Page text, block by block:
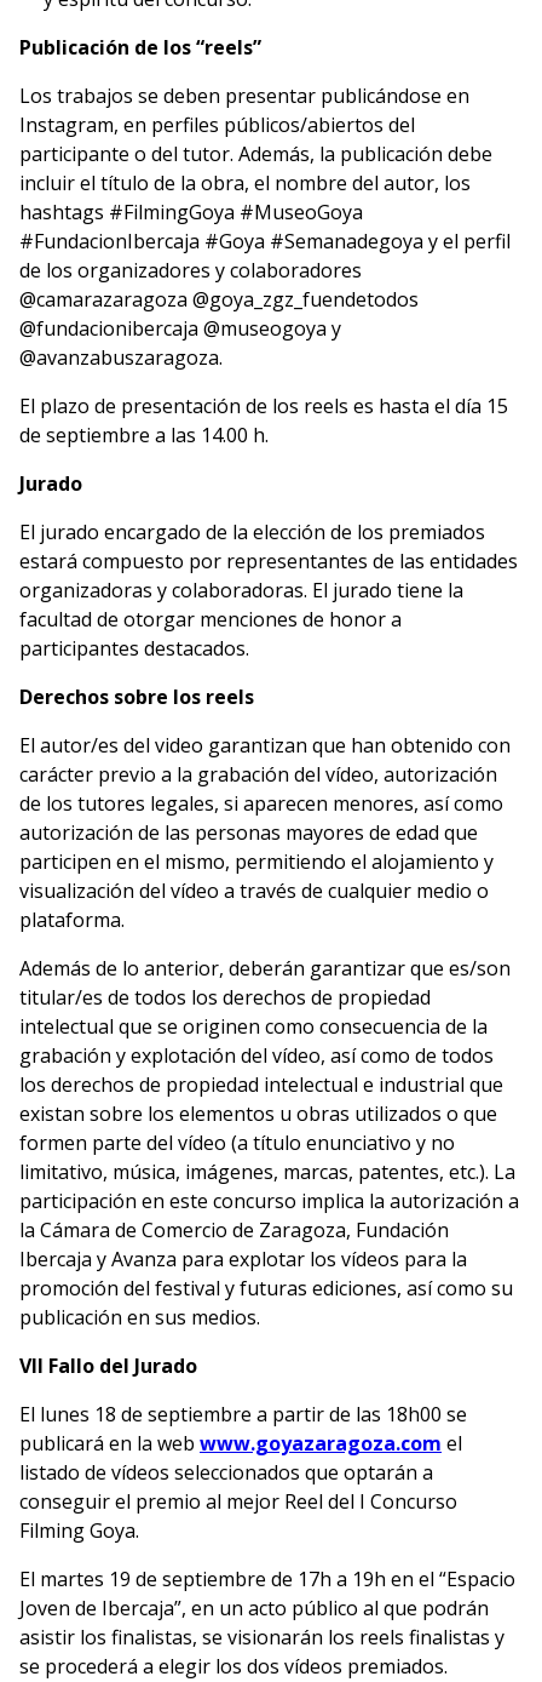
Publicación de los “reels”
Los trabajos se deben presentar publicándose en
Instagram, en perfiles públicos/abiertos del
participante o del tutor. Además, la publicación debe
incluir el título de la obra, el nombre del autor, los
hashtags #FilmingGoya #MuseoGoya
#FundacionIbercaja #Goya #Semanadegoya y el perfil
de los organizadores y colaboradores
@camarazaragoza @goya_zgz_fuendetodos
@fundacionibercaja @museogoya y
@avanzabuszaragoza.
El plazo de presentación de los reels es hasta el día 15
de septiembre a las 14.00 h.
Jurado
El jurado encargado de la elección de los premiados
estará compuesto por representantes de las entidades
organizadoras y colaboradoras. El jurado tiene la
facultad de otorgar menciones de honor a
participantes destacados.
Derechos sobre los reels
El autor/es del video garantizan que han obtenido con
carácter previo a la grabación del vídeo, autorización
de los tutores legales, si aparecen menores, así como
autorización de las personas mayores de edad que
participen en el mismo, permitiendo el alojamiento y
visualización del vídeo a través de cualquier medio o
plataforma.
Además de lo anterior, deberán garantizar que es/son
titular/es de todos los derechos de propiedad
intelectual que se originen como consecuencia de la
grabación y explotación del vídeo, así como de todos
los derechos de propiedad intelectual e industrial que
existan sobre los elementos u obras utilizados o que
formen parte del vídeo (a título enunciativo y no
limitativo, música, imágenes, marcas, patentes, etc.). La
participación en este concurso implica la autorización a
la Cámara de Comercio de Zaragoza, Fundación
Ibercaja y Avanza para explotar los vídeos para la
promoción del festival y futuras ediciones, así como su
publicación en sus medios.
VII Fallo del Jurado
El lunes 18 de septiembre a partir de las 18h00 se
publicará en la web www.goyazaragoza.com el
listado de vídeos seleccionados que optarán a
conseguir el premio al mejor Reel del I Concurso
Filming Goya.
El martes 19 de septiembre de 17h a 19h en el “Espacio
Joven de Ibercaja”, en un acto público al que podrán
asistir los finalistas, se visionarán los reels finalistas y
se procederá a elegir los dos vídeos premiados.